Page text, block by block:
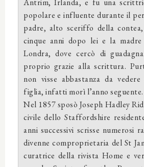
Antrim, Irlanda, e fu una
popolare e influente durante il
padre, alto sceriffo della
cinque anni dopo lei e la
Londra, dove cercò di
proprio grazie alla scrittura.
non visse abbastanza da
figlia, infatti morì l’anno seguente.
Nel 1857 sposò Joseph Hadley
civile dello Staffordshire
anni successivi scrisse numerosi
divenne comproprietaria del St
curatrice della rivista Home e